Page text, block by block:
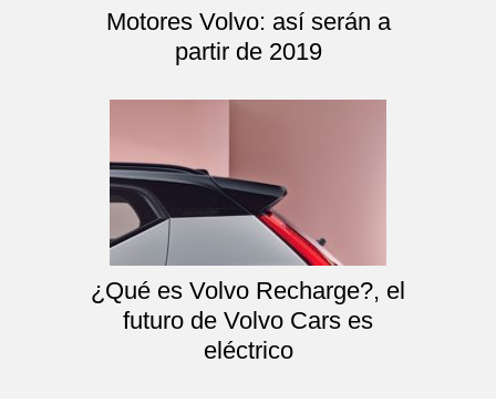
Motores Volvo: así serán a
partir de 2019
¿Qué es Volvo Recharge?, el
futuro de Volvo Cars es
eléctrico